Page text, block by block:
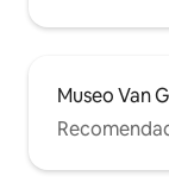
Museo Van